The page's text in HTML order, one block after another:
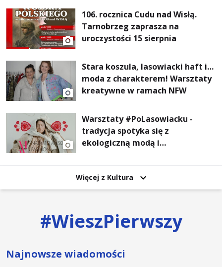
106. rocznica Cudu nad Wisłą.
Tarnobrzeg zaprasza na
uroczystości 15 sierpnia
Stara koszula, lasowiacki haft i…
moda z charakterem! Warsztaty
kreatywne w ramach NFW
Warsztaty #PoLasowiacku -
tradycja spotyka się z
ekologiczną modą i
Więcej z Kultura
#WieszPierwszy
Najnowsze wiadomości